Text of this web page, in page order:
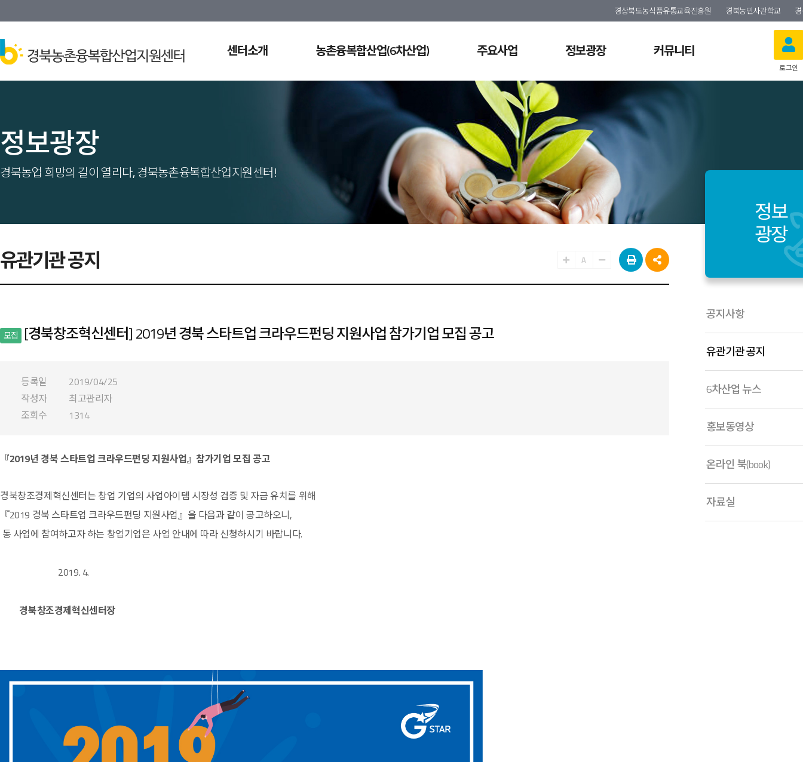
경상북도농식품유통교육진흥원 경북농민사관학교
센터소개 농촌융복합산업(6차산업) 주요사업 정보광장 커뮤니티
로그인
정보광장
경북농업 희망의 길이 열리다, 경북농촌융복합산업지원센터!
정보
광장
공지사항
유관기관 공지
6차산업 뉴스
홍보동영상
온라인 북(book)
자료실
유관기관 공지 A
모집 [경북창조혁신센터] 2019년 경북 스타트업 크라우드펀딩 지원사업 참가기업 모집 공고
등록일
2019/04/25
작성자
최고관리자
조회수
1314
『2019년 경북 스타트업 크라우드펀딩 지원사업』참가기업 모집 공고
경북창조경제혁신센터는 창업 기업의 사업아이템 시장성 검증 및 자금 유치를 위해
『2019 경북 스타트업 크라우드펀딩 지원사업』을 다음과 같이 공고하오니,
동 사업에 참여하고자 하는 창업기업은 사업 안내에 따라 신청하시기 바랍니다.
2019. 4.
경북창조경제혁신센터장